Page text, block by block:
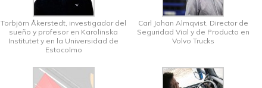
Torbjörn Åkerstedt, investigador del
sueño y profesor en Karolinska
Institutet y en la Universidad de
Estocolmo
Carl Johan Almqvist, Director de
Seguridad Vial y de Producto en
Volvo Trucks